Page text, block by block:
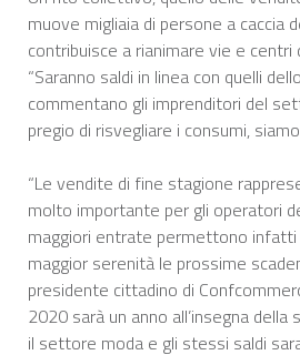
muove migliaia di persone a caccia
contribuisce a rianimare vie e centri
“Saranno saldi in linea con quelli
commentano gli imprenditori del
pregio di risvegliare i consumi,
“Le vendite di fine stagione
molto importante per gli operatori
maggiori entrate permettono
maggior serenità le prossime
presidente cittadino di
2020 sarà un anno all’insegna
il settore moda e gli stessi saldi